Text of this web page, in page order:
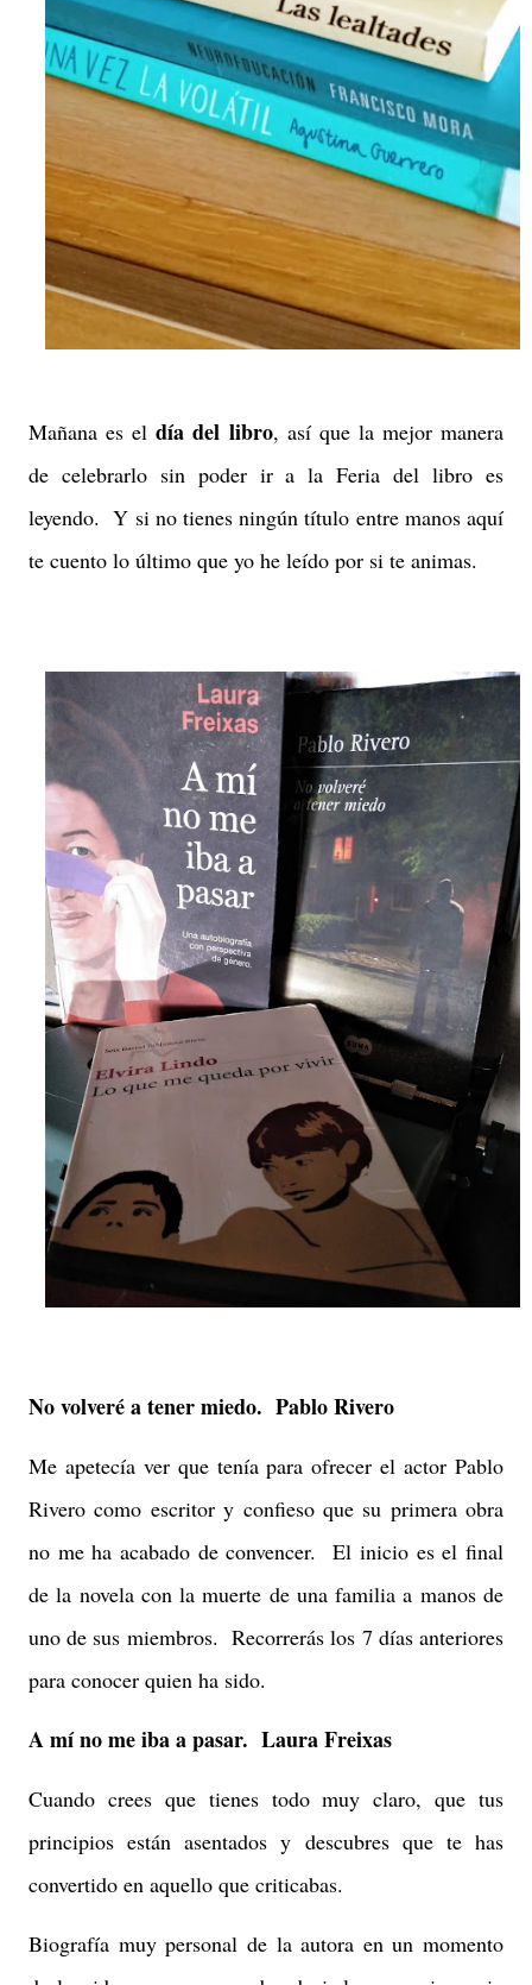
Mañana es eldía del libro, así que la mejor manera
de celebrarlo sin poder ir a la Feria del libro es
leyendo. Y si no tienes ningún título entre manos aquí
te cuento lo último que yo he leído por si te animas.
No volveré a tener miedo. Pablo Rivero
Me apetecía ver que tenía para ofrecer el actor Pablo
Rivero como escritor y confieso que su primera obra
no me ha acabado de convencer. El inicio es el final
de la novela con la muerte de una familia a manos de
uno de sus miembros. Recorrerás los 7 días anteriores
para conocer quien ha sido.
A mí no me iba a pasar. Laura Freixas
Cuando crees que tienes todo muy claro, que tus
principios están asentados y descubres que te has
convertido en aquello que criticabas.
Biografía muy personal de la autora en un momento